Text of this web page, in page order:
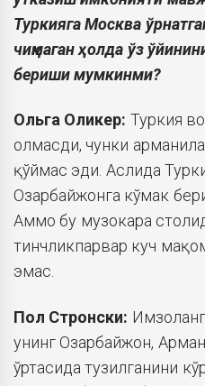
Туркияга Москва
чиқмаган ҳолда ўз
бериши мумкинми?
Ольга Оликер: Туркия
олмасди, чунки
қўймас эди. Аслида
Озарбайжонга кўмак
Аммо бу музокара
тинчликпарвар куч
эмас.
Пол Стронски:
унинг Озарбайжон,
ўртасида тузилганини